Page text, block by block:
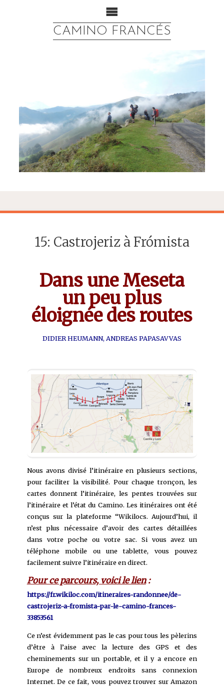
CAMINO FRANCÉS
15: Castrojeriz à Frómista
Dans une Meseta
un peu plus
éloignée des routes
DIDIER HEUMANN, ANDREAS PAPASAVVAS
Nous avons divisé l’itinéraire en plusieurs sections,
pour faciliter la visibilité. Pour chaque tronçon, les
cartes donnent l’itinéraire, les pentes trouvées sur
l’itinéraire et l’état du Camino. Les itinéraires ont été
conçus sur la plateforme “Wikilocs. Aujourd’hui, il
n’est plus nécessaire d’avoir des cartes détaillées
dans votre poche ou votre sac. Si vous avez un
téléphone mobile ou une tablette, vous pouvez
facilement suivre l’itinéraire en direct.
Pour ce parcours, voici le lien:
https://fr.wikiloc.com/itineraires-randonnee/de-
castrojeriz-a-fromista-par-le-camino-frances-
33853561
Ce n’est évidemment pas le cas pour tous les pèlerins
d’être à l’aise avec la lecture des GPS et des
cheminements sur un portable, et il y a encore en
Europe de nombreux endroits sans connexion
Internet. De ce fait, vous pouvez trouver sur Amazon